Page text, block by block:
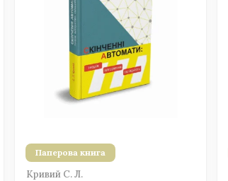
Паперова книга
Кривий С. Л.